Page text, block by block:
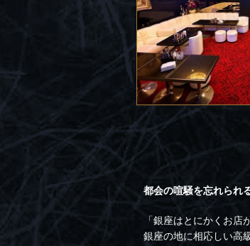
都会の喧騒を忘れられ
「銀座はとにかくお
銀座の地に相応しい高